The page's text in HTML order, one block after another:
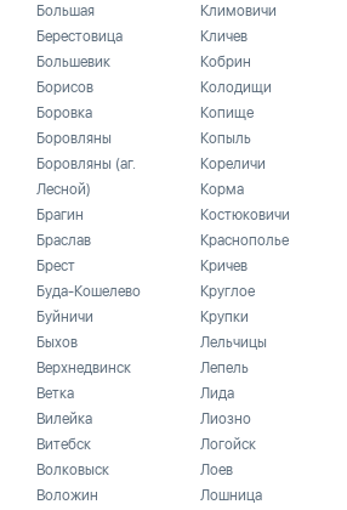
Большая
Берестовица
Большевик
Борисов
Боровка
Боровляны
Боровляны (аг.
Лесной)
Брагин
Браслав
Брест
Буда-Кошелево
Буйничи
Быхов
Верхнедвинск
Ветка
Вилейка
Витебск
Волковыск
Воложин
Климовичи
Кличев
Кобрин
Колодищи
Копище
Копыль
Кореличи
Корма
Костюковичи
Краснополье
Кричев
Круглое
Крупки
Лельчицы
Лепель
Лида
Лиозно
Логойск
Лоев
Лошница